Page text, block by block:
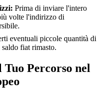
Prima di inviare l'intero
volte l'indirizzo di
eventuali piccole quantità di
fiat rimasto.
Percorso nel